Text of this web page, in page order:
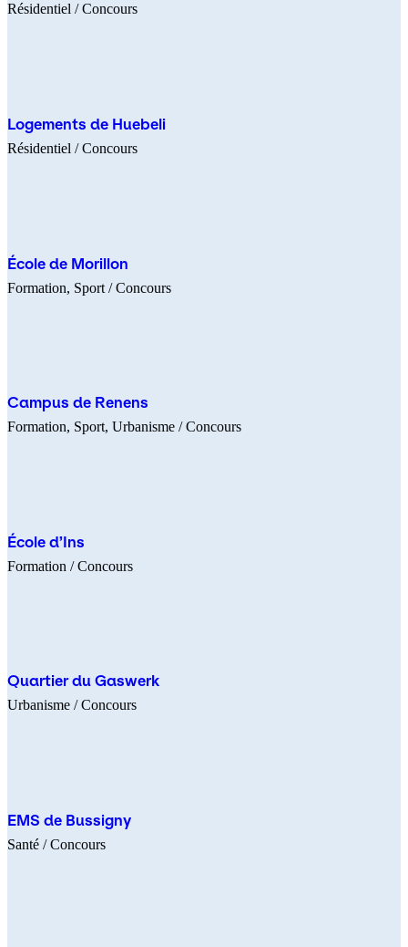
Résidentiel / Concours
Logements de Huebeli
Résidentiel / Concours
École de Morillon
Formation Sport / Concours
Campus de Renens
Formation Sport Urbanisme / Concours
École d’Ins
Formation / Concours
Quartier du Gaswerk
Urbanisme / Concours
EMS de Bussigny
Santé / Concours